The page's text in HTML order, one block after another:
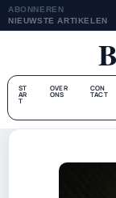
ABONNEREN
NIEUWSTE ARTIKELEN
ST
AR
T
OVER
ONS
CON
TACT